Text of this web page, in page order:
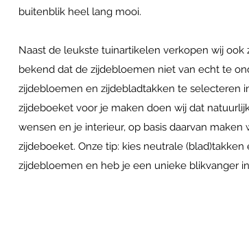
buitenblik heel lang mooi.
Naast de leukste tuinartikelen verkopen wij
bekend dat de zijdebloemen niet van echt te
zijdebloemen en zijdebladtakken te selecteren
zijdeboeket voor je maken doen wij dat
wensen en je interieur, op basis daarvan
zijdeboeket. Onze tip: kies neutrale
zijdebloemen en heb je een unieke blikvanger